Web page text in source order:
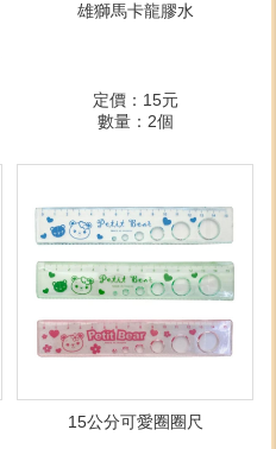
雄獅馬卡龍膠水
定價：15元
數量：2個
15公分可愛圈圈尺